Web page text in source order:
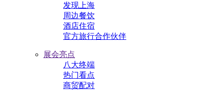
发现上海
周边餐饮
酒店住宿
官方旅行合作伙伴
展会亮点
八大终端
热门看点
商贸配对